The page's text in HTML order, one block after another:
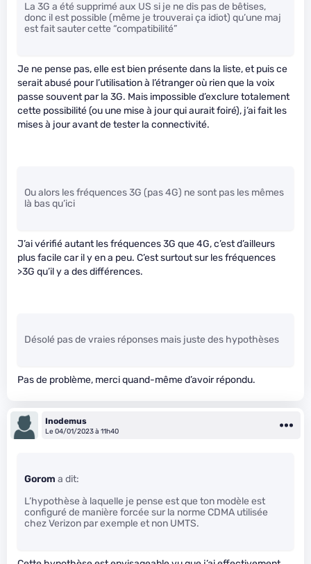
La 3G a été supprimé aux US si je ne dis pas de bêtises,
donc il est possible (même je trouverai ça idiot) qu’une maj
est fait sauter cette “compatibilité”
Je ne pense pas, elle est bien présente dans la liste, et puis ce
serait abusé pour l’utilisation à l’étranger où rien que la voix
passe souvent par la 3G. Mais impossible d’exclure totalement
cette possibilité (ou une mise à jour qui aurait foiré), j’ai fait les
mises à jour avant de tester la connectivité.
Ou alors les fréquences 3G (pas 4G) ne sont pas les mêmes
là bas qu’ici
J’ai vérifié autant les fréquences 3G que 4G, c’est d’ailleurs
plus facile car il y en a peu. C’est surtout sur les fréquences
>3G qu’il y a des différences.
Désolé pas de vraies réponses mais juste des hypothèses
Pas de problème, merci quand-même d’avoir répondu.
Inodemus
Le 04/01/2023 à 11h40
Gorom a dit:
L’hypothèse à laquelle je pense est que ton modèle est
configuré de manière forcée sur la norme CDMA utilisée
chez Verizon par exemple et non UMTS.